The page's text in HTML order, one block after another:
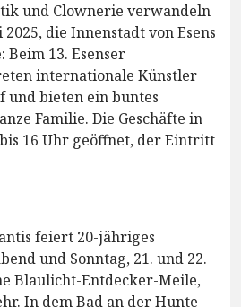
und Clownerie verwandeln
2025, die Innenstadt von Esens
13. Esenser
internationale Künstler
und bieten ein buntes
Familie. Die Geschäfte in
16 Uhr geöffnet, der Eintritt
feiert 20-jähriges
und Sonntag, 21. und 22.
Blaulicht-Entdecker-Meile,
In dem Bad an der Hunte